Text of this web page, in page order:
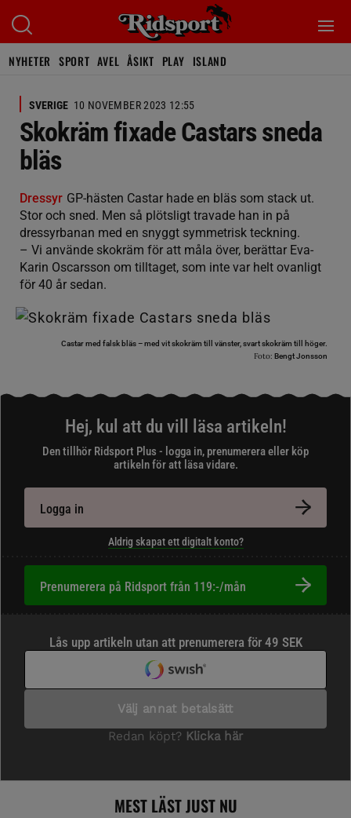
NYHETER SPORT AVEL ÅSIKT PLAY ISLAND
SVERIGE 10 NOVEMBER 2023 12:55
Skokräm fixade Castars sneda
bläs
Dressyr GP-hästen Castar hade en bläs som stack ut.
Stor och sned. Men så plötsligt travade han in på
dressyrbanan med en snyggt symmetrisk teckning.
– Vi använde skokräm för att måla över, berättar Eva-
Karin Oscarsson om tilltaget, som inte var helt ovanligt
för 40 år sedan.
Castar med falsk bläs – med vit skokräm till vänster, svart skokräm till höger.
Foto: Bengt Jonsson
Hej, kul att du vill läsa artikeln!
Den tillhör Ridsport Plus - logga in, prenumerera eller köp
artikeln för att läsa vidare.
Logga in
Aldrig skapat ett digitalt konto?
Prenumerera på Ridsport från 119:-/mån
MEST LÄST JUST NU